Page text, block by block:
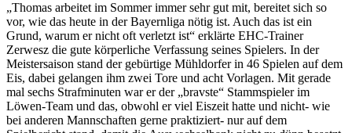
„Thomas arbeitet im Sommer immer sehr gut mit, bereitet sich so
vor, wie das heute in der Bayernliga nötig ist. Auch das ist ein
Grund, warum er nicht oft verletzt ist“ erklärte EHC-Trainer
Zerwesz die gute körperliche Verfassung seines Spielers. In der
Meistersaison stand der gebürtige Mühldorfer in 46 Spielen auf dem
Eis, dabei gelangen ihm zwei Tore und acht Vorlagen. Mit gerade
mal sechs Strafminuten war er der „bravste“ Stammspieler im
Löwen-Team und das, obwohl er viel Eiszeit hatte und nicht- wie
bei anderen Mannschaften gerne praktiziert- nur auf dem